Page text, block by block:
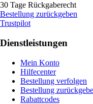
30 Tage Rückgaberecht
Bestellung zurückgeben
Trustpilot
Dienstleistungen
Mein Konto
Hilfecenter
Bestellung verfolgen
Bestellung
Rabattcodes